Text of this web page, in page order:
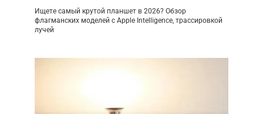
Ищете самый крутой планшет в 2026? Обзор
флагманских моделей с Apple Intelligence, трассировкой
лучей